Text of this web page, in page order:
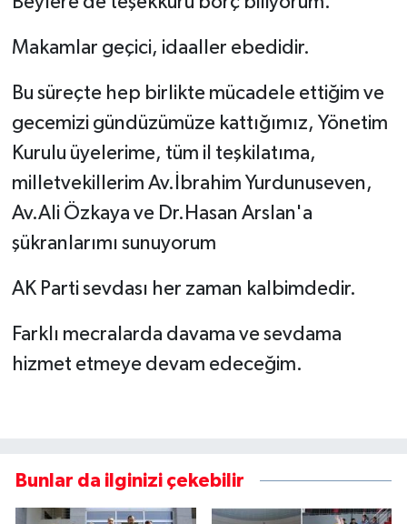
Makamlar geçici, idaaller ebedidir.
Bu süreçte hep birlikte mücadele ettiğim ve
gecemizi gündüzümüze kattığımız, Yönetim
Kurulu üyelerime, tüm il teşkilatıma,
milletvekillerim Av.İbrahim Yurdunuseven,
Av.Ali Özkaya ve Dr.Hasan Arslan'a
şükranlarımı sunuyorum
AK Parti sevdası her zaman kalbimdedir.
Farklı mecralarda davama ve sevdama
hizmet etmeye devam edeceğim.
Bunlar da ilginizi çekebilir